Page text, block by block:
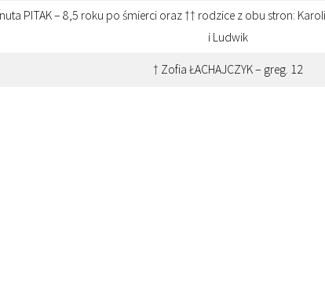
PITAK – 8,5 roku po śmierci oraz †† rodzice z obu stron:
i Ludwik
† Zofia ŁACHAJCZYK – greg. 12